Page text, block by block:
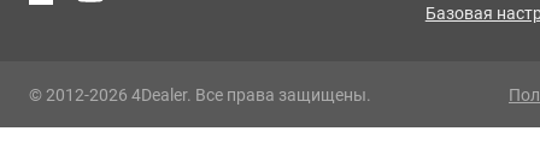
Базовая
© 2012-2026 4Dealer. Все права защищены.